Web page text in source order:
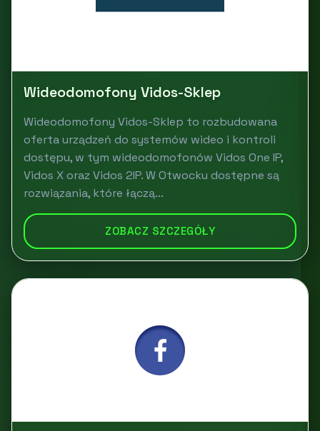
Wideodomofony Vidos-Sklep
Wideodomofony Vidos-Sklep to rozbudowana
oferta urządzeń do systemów wideo i kontroli
dostępu, w tym wideodomofonów Vidos One IP,
Vidos X oraz Vidos 2IP. W Otwocku dostępne są
rozwiązania, które łączą...
ZOBACZ SZCZEGÓŁY